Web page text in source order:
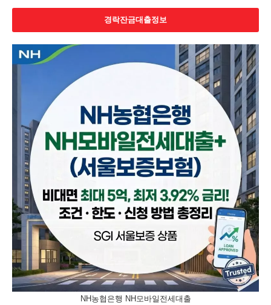
경락잔금대출정보
NH농협은행 NH모바일전세대출